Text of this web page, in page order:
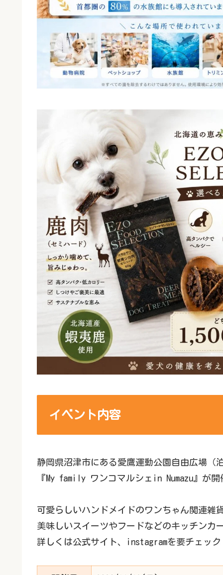
イベント内容
静岡県沼津市にある愛鷹運動公園自由広場（
『My family ワンコマルシェin Numazu』が
可愛らしいハンドメイドのワンちゃん関連雑
美味しいスイーツやフードなどのキッチンカ
詳しくは公式サイト、instagramを要チェック